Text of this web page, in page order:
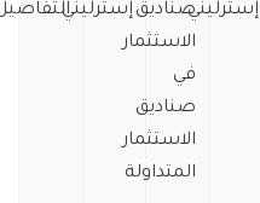
إسترلينيصناديق
الاستثمار
في
صناديق
الاستثمار
المتداولة
إسترليني